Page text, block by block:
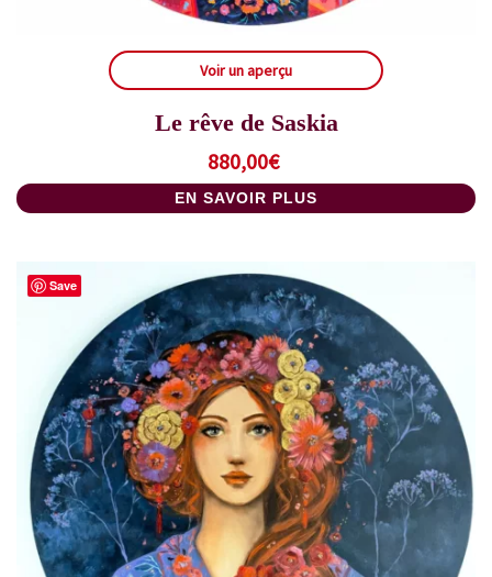
Voir un aperçu
Le rêve de Saskia
880,00€
EN SAVOIR PLUS
Save